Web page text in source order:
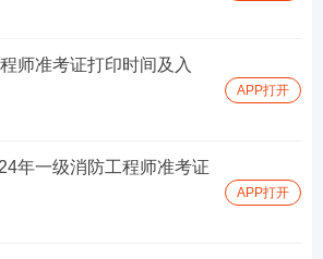
师准考证打印时间及入
APP打开
年一级消防工程师准考证
APP打开